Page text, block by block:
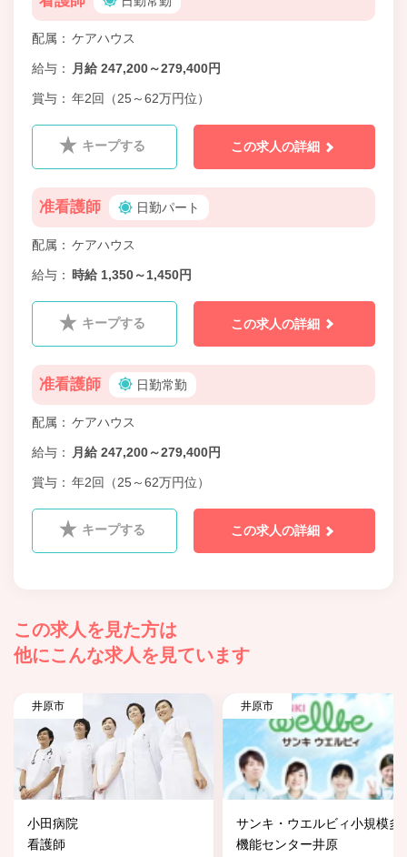
配属 ケアハウス
給与 月給 247,200～279,400円
賞与 年2回（25～62万円位）
キープする この求人の詳細
准看護師 日勤パート
配属 ケアハウス
給与 時給 1,350～1,450円
キープする この求人の詳細
准看護師 日勤常勤
配属 ケアハウス
給与 月給 247,200～279,400円
賞与 年2回（25～62万円位）
キープする この求人の詳細
この求人を見た方は
他にこんな求人を見ています
井原市
小田病院
看護師
井原市
サンキ・ウエルビィ小規模多
機能センター井原